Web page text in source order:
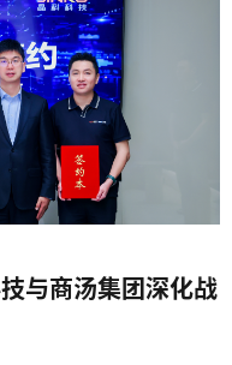
与商汤集团深化战